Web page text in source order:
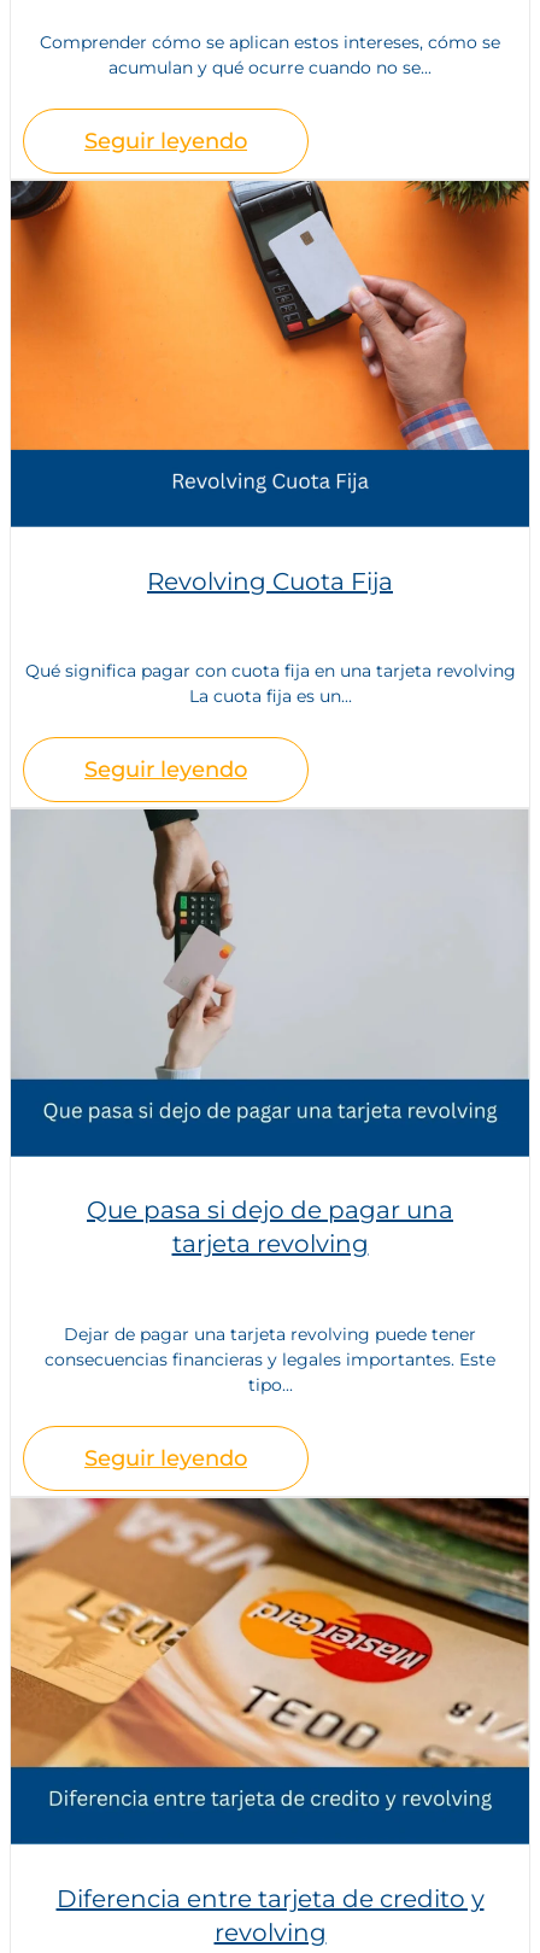
Comprender cómo se aplican estos intereses, cómo se
acumulan y qué ocurre cuando no se...
Seguir leyendo
Revolving Cuota Fija
Qué significa pagar con cuota fija en una tarjeta revolving
La cuota fija es un...
Seguir leyendo
Que pasa si dejo de pagar una
tarjeta revolving
Dejar de pagar una tarjeta revolving puede tener
consecuencias financieras y legales importantes. Este
tipo...
Seguir leyendo
Diferencia entre tarjeta de credito y
revolving